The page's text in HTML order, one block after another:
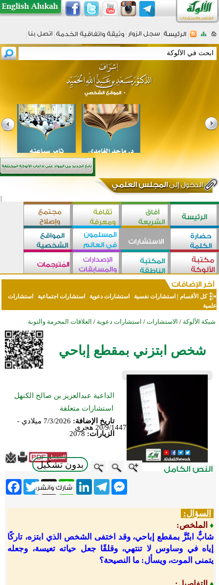
كل الأقسام استشارات نفسية استشارات دعوية استشارات اجتماعية
استشارات
علمية
شبكة الألوكة / الاستشارات / استشارات دعوية / العلاقات المحرمة والتوبة
شخص ابتزني بمقطع إباحي
الداعية عبدالعزيز بن صالح الكنهل
استشارات متعلقة
تاريخ الإضافة:
7/3/2026 ميلادي -
20/9/1447 هجري
الزيارات: 2078
بدون تشكيل
Twitter X
WhatsApp
LinkedInTelegram
Messenger
السؤال:
♦ الملخص:
شابٌّ ابتُزَّ بمقطع إباحي، وقد اختفى الشخص الذي ابتزه، تاركًا
إياه في وساوس لا تنتهي، وقلقًا جعل حياته تعيسة، وجعله
يتمنى الموت، ويسأل: ما النصيحة؟